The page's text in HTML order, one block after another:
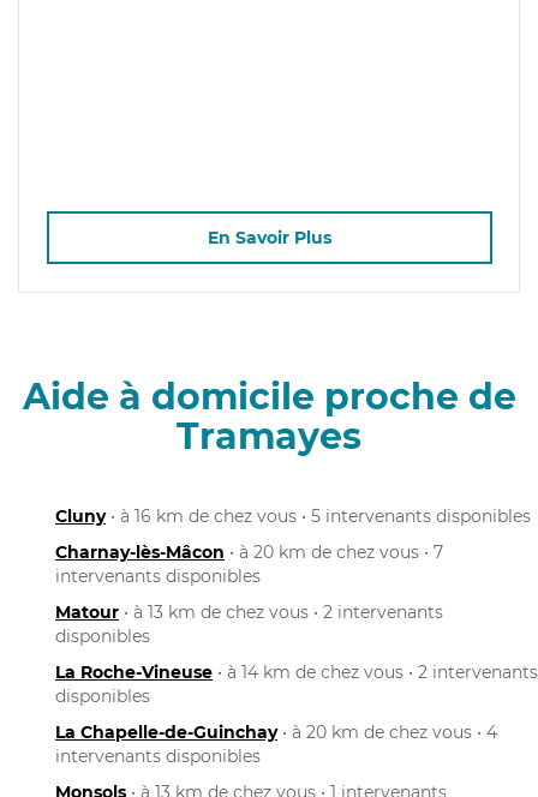
En Savoir Plus
Aide à domicile proche de
Tramayes
Cluny• à 16 km de chez vous • 5 intervenants disponibles
Charnay-lès-Mâcon • à 20 km de chez vous • 7
intervenants disponibles
Matour • à 13 km de chez vous • 2 intervenants
disponibles
La Roche-Vineuse • à 14 km de chez vous • 2 intervenants
disponibles
La Chapelle-de-Guinchay• à 20 km de chez vous • 4
intervenants disponibles
Monsols • à 13 km de chez vous • 1 intervenants